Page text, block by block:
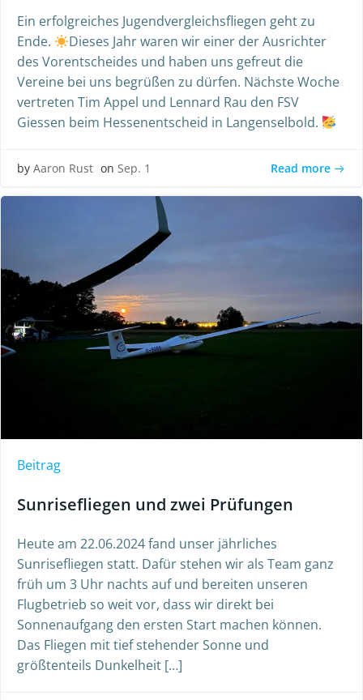
Ein erfolgreiches Jugendvergleichsfliegen geht zu
Ende.
Dieses Jahr waren wir einer der Ausrichter
des Vorentscheides und haben uns gefreut die
Vereine bei uns begrüßen zu dürfen. Nächste Woche
vertreten Tim Appel und Lennard Rau den FSV
Giessen beim Hessenentscheid in Langenselbold.
by Aaron Rust on Sep. 1 Read more
Beitrag
Sunrisefliegen und zwei Prüfungen
Heute am 22.06.2024 fand unser jährliches
Sunrisefliegen statt. Dafür stehen wir als Team ganz
früh um 3 Uhr nachts auf und bereiten unseren
Flugbetrieb so weit vor, dass wir direkt bei
Sonnenaufgang den ersten Start machen können.
Das Fliegen mit tief stehender Sonne und
größtenteils Dunkelheit […]